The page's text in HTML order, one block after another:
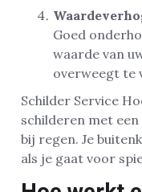
Goed
waarde van
overweegt te
Schilder Service
schilderen met
bij regen. Je
als je gaat voor